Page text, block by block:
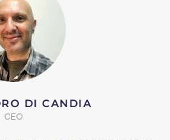
DI CANDIA
CEO